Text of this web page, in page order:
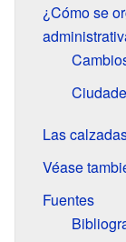
¿Cómo se
Las
Véase
Fuentes